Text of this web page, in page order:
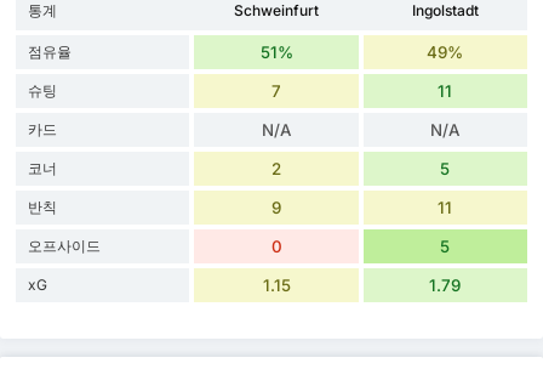
통계 Schweinfurt Ingolstadt
점유율 51% 49%
슈팅 7 11
카드 N/A N/A
코너 2 5
반칙 9 11
오프사이드 0 5
xG 1.15 1.79